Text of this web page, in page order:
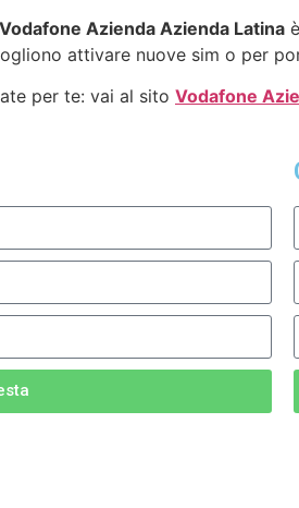
Vodafone Azienda Azienda Latina
attivare nuove sim o per
per te: vai al sito Vodafone